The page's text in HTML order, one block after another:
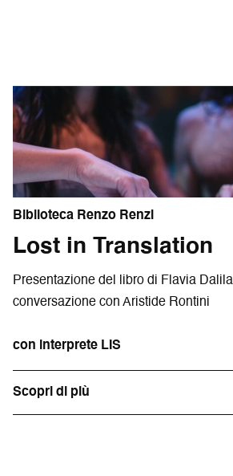
Biblioteca Renzo Renzi
Lost in Translation
Presentazione del libro di Flavia Dalila
conversazione con Aristide Rontini
con interprete LIS
Scopri di più